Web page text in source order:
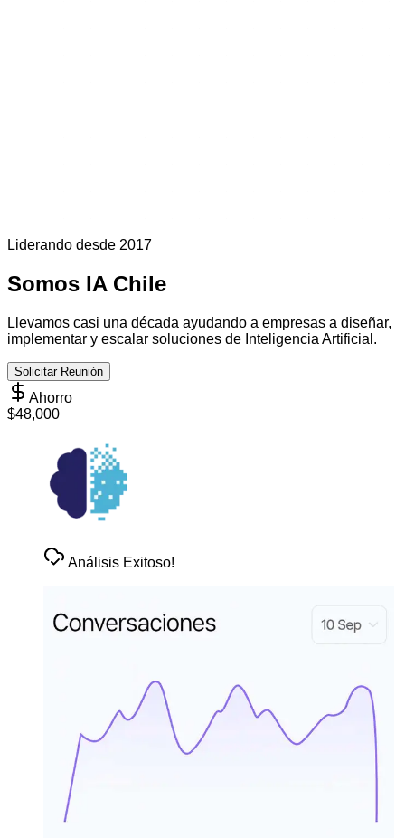
Liderando desde 2017
Somos IA Chile
Llevamos casi una década ayudando a empresas a diseñar,
implementar y escalar soluciones de Inteligencia Artificial.
Solicitar Reunión
Ahorro
$48,000
Análisis Exitoso!